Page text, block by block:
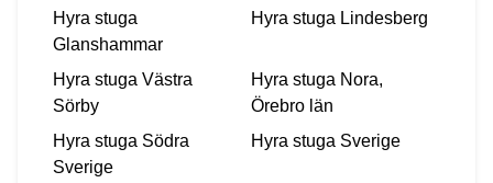
Hyra stuga
Glanshammar
Hyra stuga Lindesberg
Hyra stuga Västra
Sörby
Hyra stuga Nora,
Örebro län
Hyra stuga Södra
Sverige
Hyra stuga Sverige